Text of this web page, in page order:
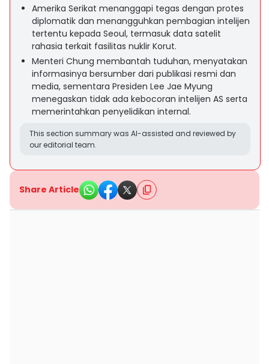
Amerika Serikat menanggapi tegas dengan protes
diplomatik dan menangguhkan pembagian intelijen
tertentu kepada Seoul, termasuk data satelit
rahasia terkait fasilitas nuklir Korut.
Menteri Chung membantah tuduhan, menyatakan
informasinya bersumber dari publikasi resmi dan
media, sementara Presiden Lee Jae Myung
menegaskan tidak ada kebocoran intelijen AS serta
memerintahkan penyelidikan internal.
This section summary was AI-assisted and reviewed by
our editorial team.
Share Article